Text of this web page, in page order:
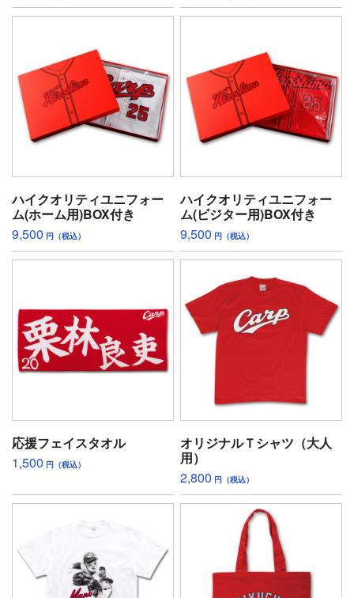
ハイクオリティユニフォー
ム(ホーム用)BOX付き
9,500 円（税込）
ハイクオリティユニフォー
ム(ビジター用)BOX付き
9,500 円（税込）
応援フェイスタオル
1,500 円（税込）
オリジナルＴシャツ（大人
用）
2,800 円（税込）